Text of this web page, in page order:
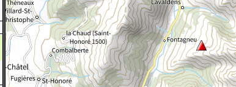
cotations UICN)